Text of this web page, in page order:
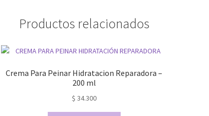
Productos relacionados
Crema Para Peinar Hidratacion Reparadora –
200 ml
$ 34.300